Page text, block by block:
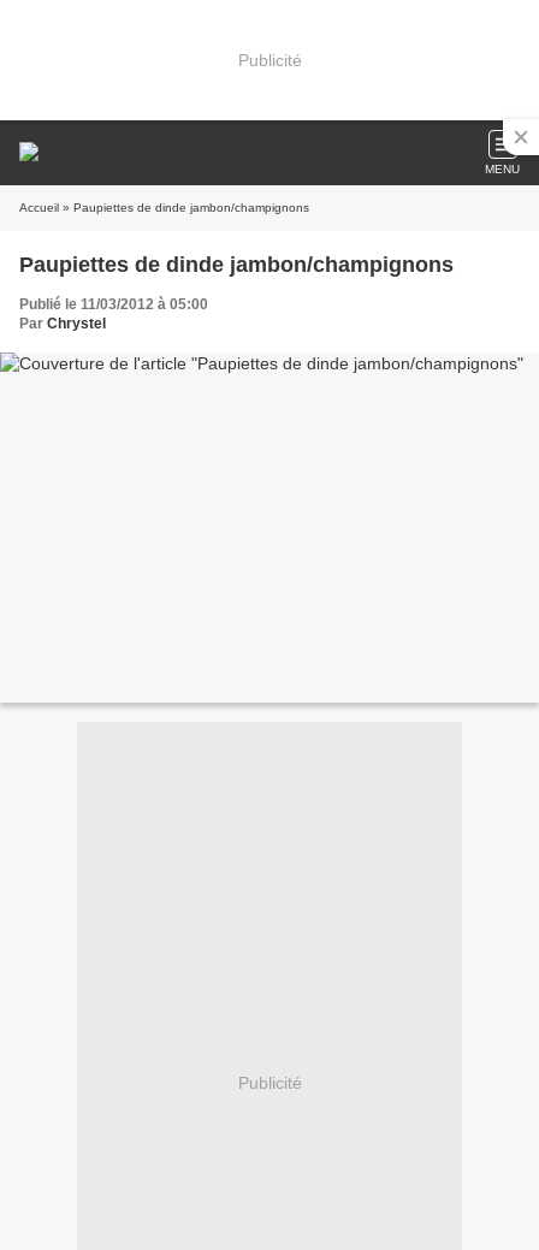
Publicité
MENU
Accueil » Paupiettes de dinde jambon/champignons
Paupiettes de dinde jambon/champignons
Publié le 11/03/2012 à 05:00
Par Chrystel
Publicité